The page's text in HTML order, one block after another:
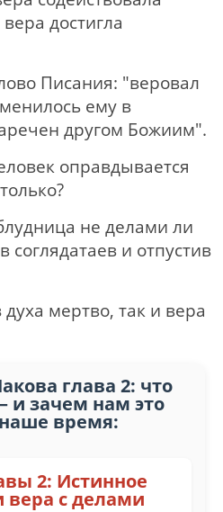
достигла
Писания: "веровал
ему в
другом Божиим".
оправдывается
не делами ли
соглядатаев и отпустив
мертво, так и вера
глава 2: что
и зачем нам это
время:
2: Истинное
вера с делами